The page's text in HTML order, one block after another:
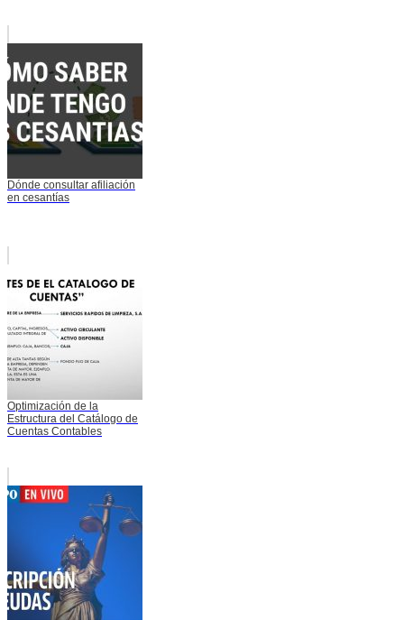
Dónde consultar afiliación
en cesantías
Optimización de la
Estructura del Catálogo de
Cuentas Contables